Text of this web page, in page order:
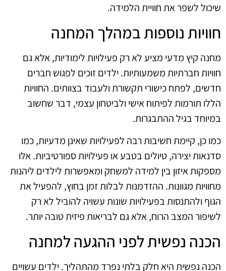
שיכול לשפר את חוויית הלמידה.
חוויות נוספות במהלך המחנה
מחנה קיץ מדעי מציע לא רק פעילויות לימודיות, אלא גם
חוויות חברתיות משמעותיות. ילדים זוכים לפגוש חברים
חדשים, לפתח כישורי תקשורת ולעבוד בצוותים. החוויות
הללו תורמות לפיתוח אישי ולביטחון עצמי, דבר שחשוב
במיוחד בגיל ההתבגרות.
כמו כן, קיימת חשיבות רבה לפעילויות שאינן מדעיות, כמו
סדנאות יצירה, טיולים בטבע או פעילויות ספורטיביות. אלו
מספקות איזון בין למידה למשחק ומאפשרות לילדים ליהנות
מחוויות מגוונות. ההזדמנות לבלות זמן בחוץ, להפעיל את
הגוף ולהתנסות בפעילויות שונות עשויה להוביל לא רק
לשיפור המצב הרוח, אלא גם לבריאות פיזית טובה יותר.
הכנה נפשית לפני ההגעה למחנה
הכנה נפשית היא חלק בלתי נפרד מהתהליך. ילדים עשויים